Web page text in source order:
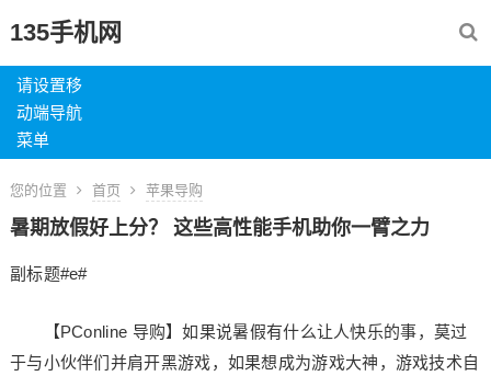
135手机网
请设置移
动端导航
菜单
您的位置 首页 苹果导购
暑期放假好上分？ 这些高性能手机助你一臂之力
副标题#e#
【PConline 导购】如果说暑假有什么让人快乐的事，莫过
于与小伙伴们并肩开黑游戏，如果想成为游戏大神，游戏技术自